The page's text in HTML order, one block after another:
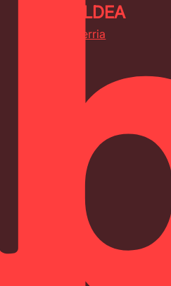
SUKALDEA
Torino Berria